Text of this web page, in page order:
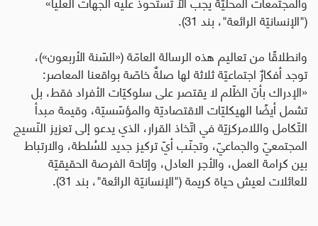
("الإنسانيّة الرائعة"، بند 31).
وانطلاقًا من تعاليم هذه الرسالة العامّة («السّنة الأربعون»)،
توجد أفكارٌ اجتماعيّة ثلاثة لها صلةٌ خاصّة بواقعنا المعاصر:
«الإدراك بأنّ الظّلم لا يقتصر على سلوكيّات الأفراد فقط، بل
تشمل أيضًا الهيكليّات الاقتصاديّة والمؤسّسيّة، وقيمة مبدأ
التّكامل واللامركزيّة في اتّخاذ القرار، الذي يدعو إلى تعزيز النّسيج
المجتمعيّ والجماعيّ، وتجنّب أيّ تركيز جديد للسُلطة، والارتباط
بين كرامة العمل، والأجر العادل، وإتاحة الفرصة الحقيقيّة
للعائلات لعيش حياة كريمة ("الإنسانيّة الرائعة"، بند 31).